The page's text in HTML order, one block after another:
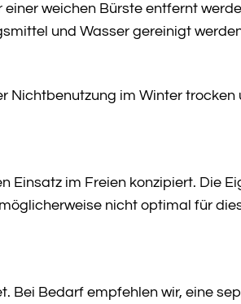
weichen Bürste entfernt
und Wasser gereinigt
Nichtbenutzung im Winter trocken
im Freien konzipiert. Die
nicht optimal für
Bei Bedarf empfehlen wir, eine